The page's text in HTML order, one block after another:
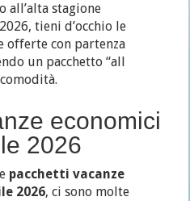
all’alta stagione
tieni d’occhio le
con partenza
un pacchetto “all
economici
2026
pacchetti vacanze
2026, ci sono molte